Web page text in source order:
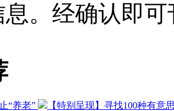
。经确认即
“养老” 【特别呈现】寻找100种有意